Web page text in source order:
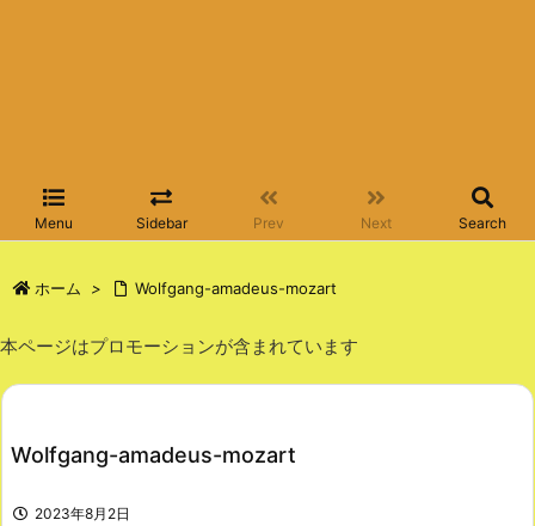
Menu Sidebar Prev Next Search
ホーム > Wolfgang-amadeus-mozart
本ページはプロモーションが含まれています
Wolfgang-amadeus-mozart
2023年8月2日